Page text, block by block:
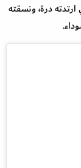
درة، ونسقته